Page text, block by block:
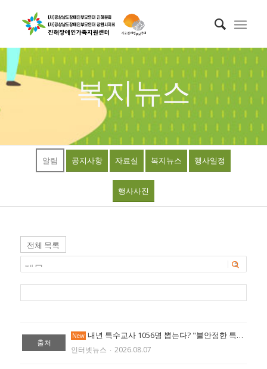
복지뉴스
알림 공지사항 자료실 복지뉴스 행사일정
행사사진
전체 목록
출처
New내년 특수교사 1056명 뽑는다? "불안정한 특수교육 반복" 확대 촉구 (출처:에이블 뉴스)
인터넷뉴스 ‧ 2026.08.07